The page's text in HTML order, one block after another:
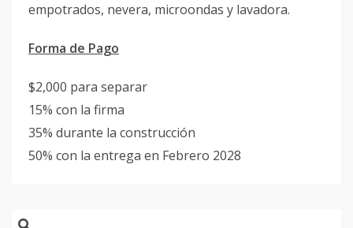
empotrados, nevera, microondas y lavadora.
Forma de Pago
$2,000 para separar
15% con la firma
35% durante la construcción
50% con la entrega en Febrero 2028